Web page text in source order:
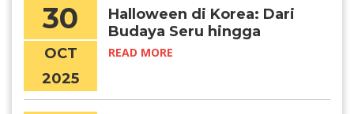
30
OCT
2025
Halloween di Korea: Dari
Budaya Seru hingga
Tragedi Itaewon, dan
READ MORE